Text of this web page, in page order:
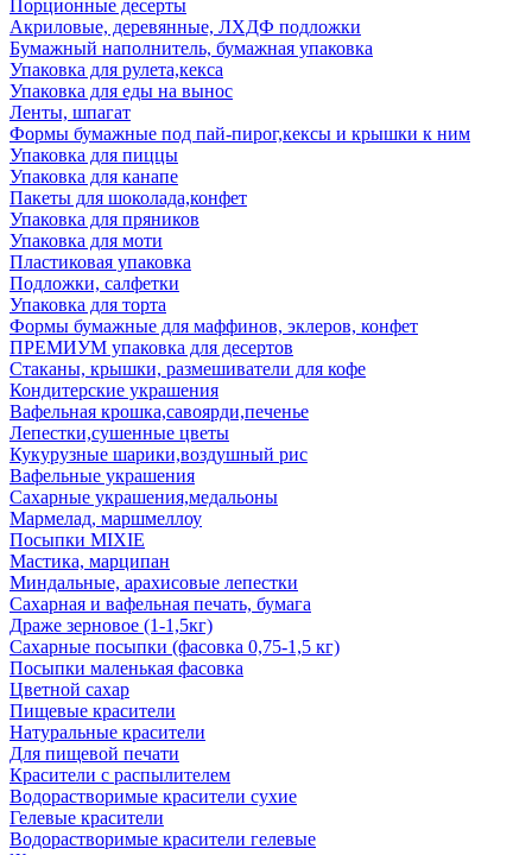
Порционные десерты
Акриловые, деревянные, ЛХДФ подложки
Бумажный наполнитель, бумажная упаковка
Упаковка для рулета,кекса
Упаковка для еды на вынос
Ленты, шпагат
Формы бумажные под пай-пирог,кексы и крышки к ним
Упаковка для пиццы
Упаковка для канапе
Пакеты для шоколада,конфет
Упаковка для пряников
Упаковка для моти
Пластиковая упаковка
Подложки, салфетки
Упаковка для торта
Формы бумажные для маффинов, эклеров, конфет
ПРЕМИУМ упаковка для десертов
Стаканы, крышки, размешиватели для кофе
Кондитерские украшения
Вафельная крошка,савоярди,печенье
Лепестки,сушенные цветы
Кукурузные шарики,воздушный рис
Вафельные украшения
Сахарные украшения,медальоны
Мармелад, маршмеллоу
Посыпки MIXIE
Мастика, марципан
Миндальные, арахисовые лепестки
Сахарная и вафельная печать, бумага
Драже зерновое (1-1,5кг)
Сахарные посыпки (фасовка 0,75-1,5 кг)
Посыпки маленькая фасовка
Цветной сахар
Пищевые красители
Натуральные красители
Для пищевой печати
Красители с распылителем
Водорастворимые красители сухие
Гелевые красители
Водорастворимые красители гелевые